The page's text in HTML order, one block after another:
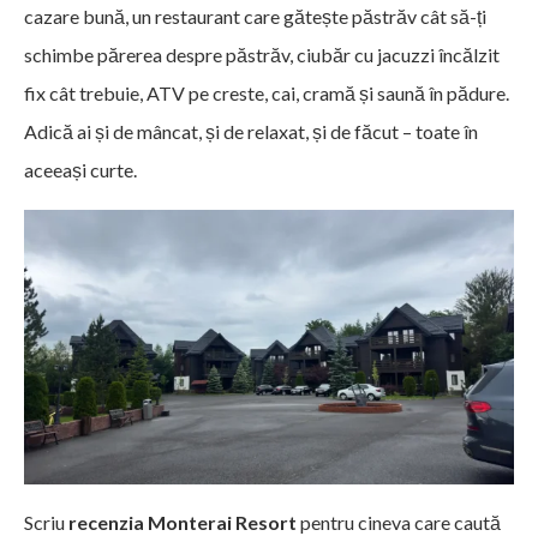
cazare bună, un restaurant care gătește păstrăv cât să-ți
schimbe părerea despre păstrăv, ciubăr cu jacuzzi încălzit
fix cât trebuie, ATV pe creste, cai, cramă și saună în pădure.
Adică ai și de mâncat, și de relaxat, și de făcut – toate în
aceeași curte.
Scriu recenzia Monterai Resort pentru cineva care caută